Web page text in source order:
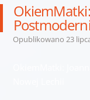
OkiemMatki:
Opublikowano 23